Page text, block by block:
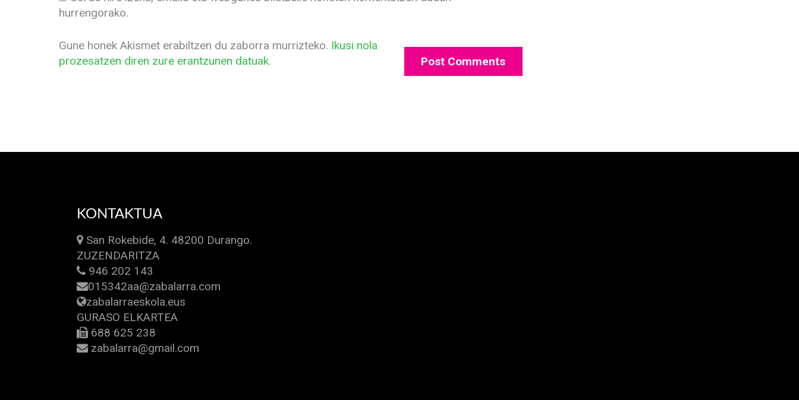
hurrengorako.
Gune honek Akismet erabiltzen du zaborra murrizteko. Ikusi nola
prozesatzen diren zure erantzunen datuak.
KONTAKTUA
San Rokebide, 4. 48200 Durango.
ZUZENDARITZA
946 202 143
015342aa@zabalarra.com
zabalarraeskola.eus
GURASO ELKARTEA
688 625 238
zabalarra@gmail.com